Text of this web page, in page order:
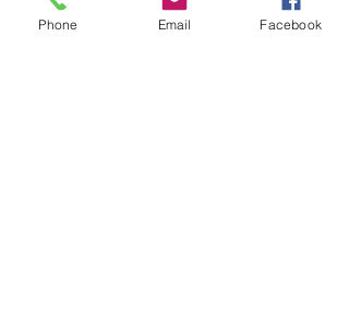
Biuro Turystyczne
WROCŁAWIANKA
Phone Email Facebook